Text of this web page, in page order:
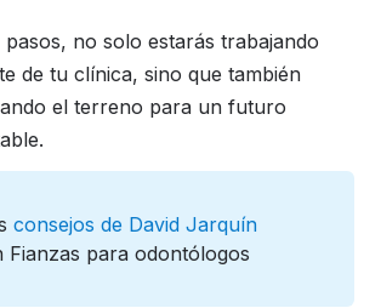
no solo estarás trabajando
de tu clínica, sino que también
el terreno para un futuro
consejos de David Jarquín
Fianzas para odontólogos